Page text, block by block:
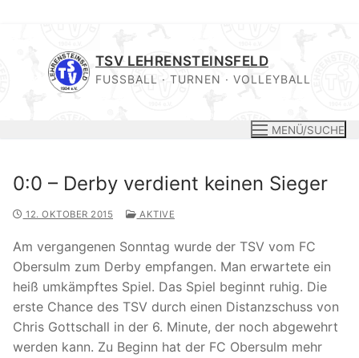
springen
TSV LEHRENSTEINSFELD
FUSSBALL · TURNEN · VOLLEYBALL
MENÜ/SUCHE
0:0 – Derby verdient keinen Sieger
12. OKTOBER 2015 AKTIVE
Am vergangenen Sonntag wurde der TSV vom FC
Obersulm zum Derby empfangen. Man erwartete ein
heiß umkämpftes Spiel. Das Spiel beginnt ruhig. Die
erste Chance des TSV durch einen Distanzschuss von
Chris Gottschall in der 6. Minute, der noch abgewehrt
werden kann. Zu Beginn hat der FC Obersulm mehr